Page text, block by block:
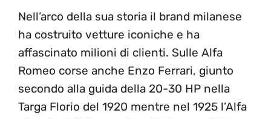
Nell’arco della sua storia il brand milanese
ha costruito vetture iconiche e ha
affascinato milioni di clienti. Sulle Alfa
Romeo corse anche Enzo Ferrari, giunto
secondo alla guida della 20-30 HP nella
Targa Florio del 1920 mentre nel 1925 l’Alfa